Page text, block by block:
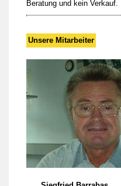
Beratung und kein Verkauf.
Unsere Mitarbeiter